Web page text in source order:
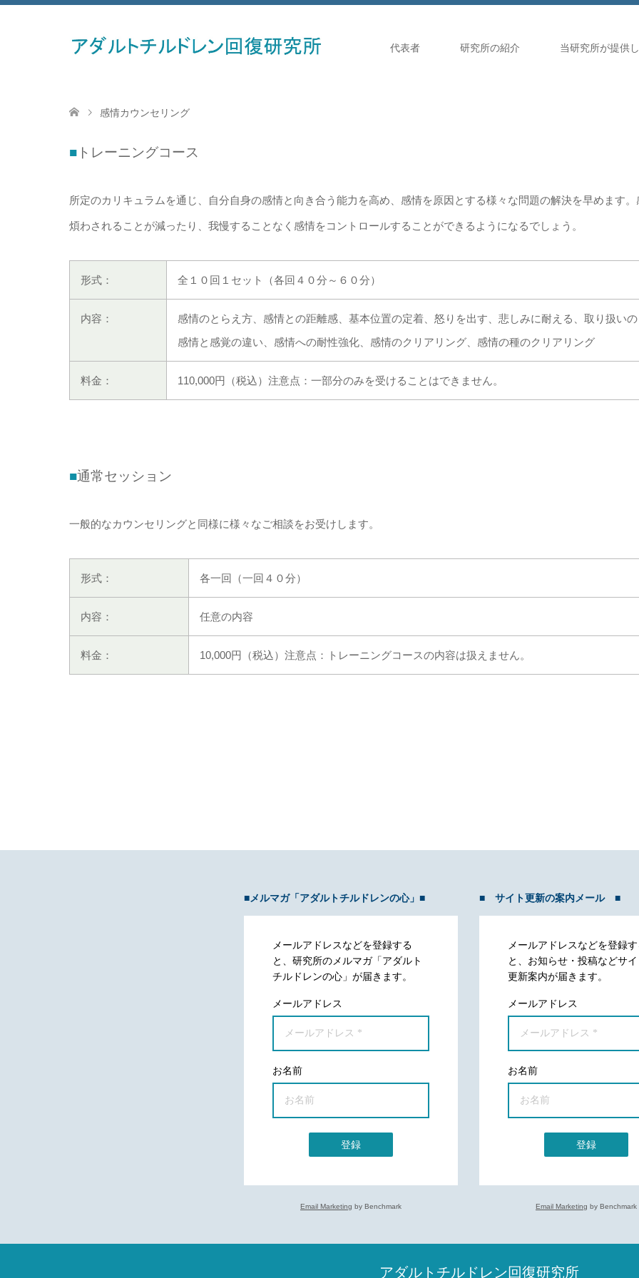
代表者 研究所の紹介 当研究所が提供
感情カウンセリング
■ トレーニングコース
所定のカリキュラムを通じ、自分自身の感情と向き合う能力を高め、感情を原因とする様々な問題の解決を早めます
煩わされることが減ったり、我慢することなく感情をコントロールすることができるようになるでしょう。
形式： 全１０回１セット（各回４０分～６０分）
内容：
感情のとらえ方、感情との距離感、基本位置の定着、怒りを出す、悲しみに耐える、取り扱い
感情と感覚の違い、感情への耐性強化、感情のクリアリング、感情の種のクリアリング
料金： 110,000円（税込）注意点：一部分のみを受けることはできません。
■通常セッション
一般的なカウンセリングと同様に様々なご相談をお受けします。
形式： 各一回（一回４０分）
内容： 任意の内容
料金： 10,000円（税込）注意点：トレーニングコースの内容は扱えません。
■メルマガ「アダルトチルドレンの心」■
メールアドレスなどを登録する
と、研究所のメルマガ「アダルト
チルドレンの心」が届きます。
メールアドレス
お名前
登録
Email Marketing by Benchmark
■ サイト更新の案内メール ■
メールアドレスなどを登録
と、お知らせ・投稿などサ
更新案内が届きます。
メールアドレス
お名前
登録
Email Marketing by Benchmark
アダルトチルドレン回復研究所